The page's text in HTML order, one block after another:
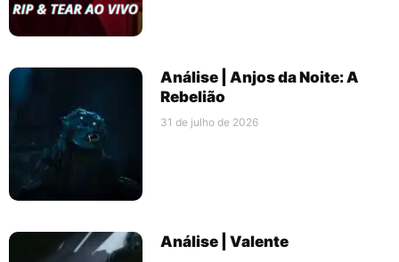
Análise | Anjos da Noite: A
Rebelião
31 de julho de 2026
Análise | Valente